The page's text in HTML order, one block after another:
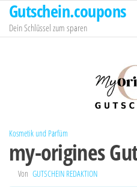
Zum
Inhalt
springen
Gutschein.coupons
Dein Schlüssel zum sparen
Kosmetik und Parfüm
my-origines
Von GUTSCHEIN REDAKTION